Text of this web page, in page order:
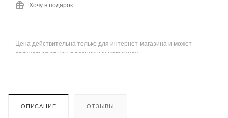
Хочу в подарок
Цена действительна только для интернет-магазина и может
отличаться от цен в розничных магазинах
ОПИСАНИЕ ОТЗЫВЫ